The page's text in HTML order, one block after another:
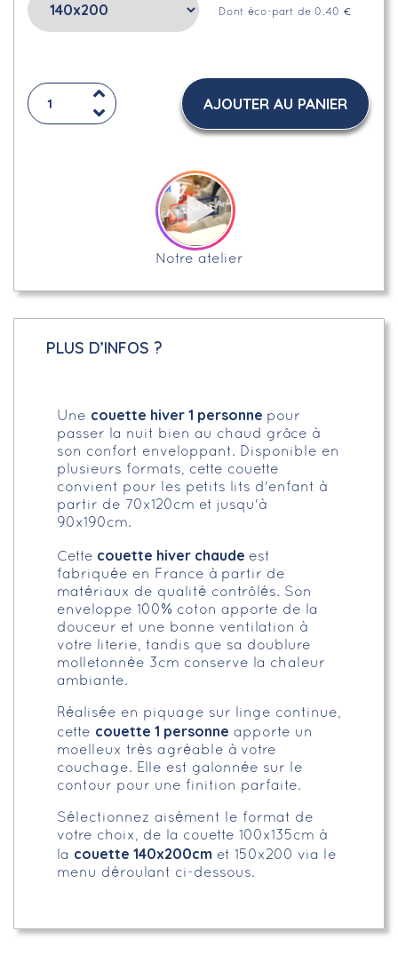
Dont éco-part de 0.40 €
AJOUTER AU PANIER
Notre atelier
PLUS D’INFOS ?
Une couette hiver 1 personne pour
passer la nuit bien au chaud grâce à
son confort enveloppant. Disponible en
plusieurs formats, cette couette
convient pour les petits lits d'enfant à
partir de 70x120cm et jusqu'à
90x190cm.
Cette couette hiver chaude est
fabriquée en France à partir de
matériaux de qualité contrôlés. Son
enveloppe 100% coton apporte de la
douceur et une bonne ventilation à
votre literie, tandis que sa doublure
molletonnée 3cm conserve la chaleur
ambiante.
Réalisée en piquage sur linge continue,
cette couette 1 personne apporte un
moelleux très agréable à votre
couchage. Elle est galonnée sur le
contour pour une finition parfaite.
Sélectionnez aisément le format de
votre choix, de la couette 100x135cm à
la couette 140x200cm et 150x200 via le
menu déroulant ci-dessous.